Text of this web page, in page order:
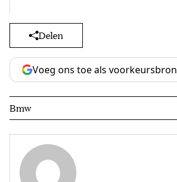
Delen
Voeg ons toe als voorkeursbron
Bmw